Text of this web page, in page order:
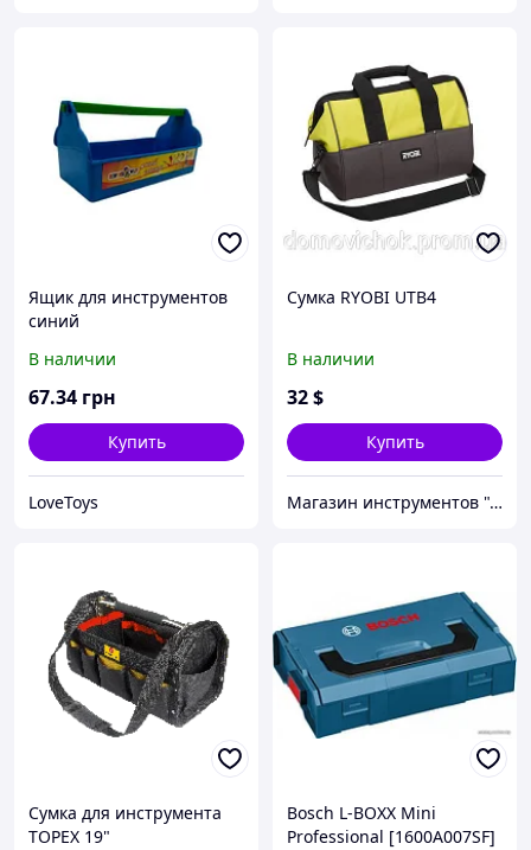
Ящик для инструментов
синий
В наличии
67.34 грн
Купить
LoveToys
Сумка RYOBI UTB4
В наличии
32$
Купить
Магазин инструментов "Домовичок"
Сумка для инструмента
TOPEX 19"
Bosch L-BOXX Mini
Professional [1600A007SF]